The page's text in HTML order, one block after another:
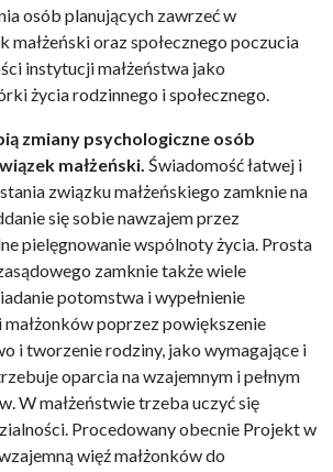
osób planujących zawrzeć w
małżeński oraz społecznego poczucia
instytucji małżeństwa jako
życia rodzinnego i społecznego.
zmiany psychologiczne osób
małżeński. Świadomość łatwej i
związku małżeńskiego zamknie na
się sobie nawzajem przez
pielęgnowanie wspólnoty życia. Prosta
zamknie także wiele
potomstwa i wypełnienie
poprzez powiększenie
i tworzenie rodziny, jako wymagające i
oparcia na wzajemnym i pełnym
W małżeństwie trzeba uczyć się
Procedowany obecnie Projekt w
więź małżonków do